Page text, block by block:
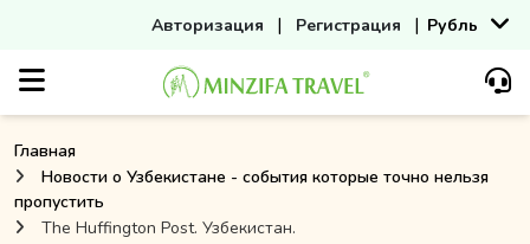
Авторизация | Регистрация | Рубль
Главная
Новости о Узбекистане - события которые точно нельзя
пропустить
The Huffington Post. Узбекистан.